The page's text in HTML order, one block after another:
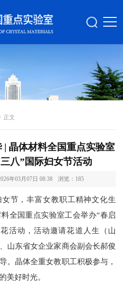
正文
| 晶体材料全国重点实验室
八”国际妇女节活动
年03月07日 08:38 浏览： 185
女节，丰富女教职工精神文化生
全国重点实验室工会举办“春启
活动，活动邀请花道人生（山
山东省女企业家商会副会长郝俊
。晶体全重女教职工积极参与，
美好时光。